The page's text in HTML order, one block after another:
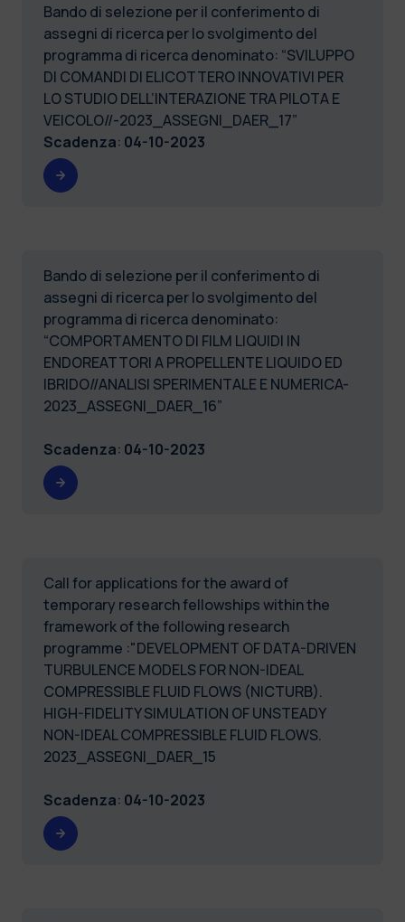
Bando di selezione per il conferimento di
assegni di ricerca per lo svolgimento del
programma di ricerca denominato: “SVILUPPO
DI COMANDI DI ELICOTTERO INNOVATIVI PER
LO STUDIO DELL’INTERAZIONE TRA PILOTA E
VEICOLO//-2023_ASSEGNI_DAER_17”
Scadenza: 04-10-2023
Bando di selezione per il conferimento di
assegni di ricerca per lo svolgimento del
programma di ricerca denominato:
“COMPORTAMENTO DI FILM LIQUIDI IN
ENDOREATTORI A PROPELLENTE LIQUIDO ED
IBRIDO//ANALISI SPERIMENTALE E NUMERICA-
2023_ASSEGNI_DAER_16”
Scadenza: 04-10-2023
Call for applications for the award of
temporary research fellowships within the
framework of the following research
programme :"DEVELOPMENT OF DATA-DRIVEN
TURBULENCE MODELS FOR NON-IDEAL
COMPRESSIBLE FLUID FLOWS (NICTURB).
HIGH-FIDELITY SIMULATION OF UNSTEADY
NON-IDEAL COMPRESSIBLE FLUID FLOWS.
2023_ASSEGNI_DAER_15
Scadenza: 04-10-2023